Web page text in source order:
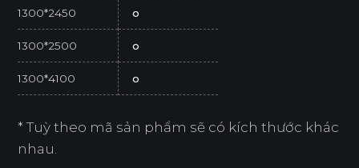
1300*2450 o
1300*2500 o
1300*4100 o
* Tuỳ theo mã sản phẩm sẽ có kích thước khác
nhau.